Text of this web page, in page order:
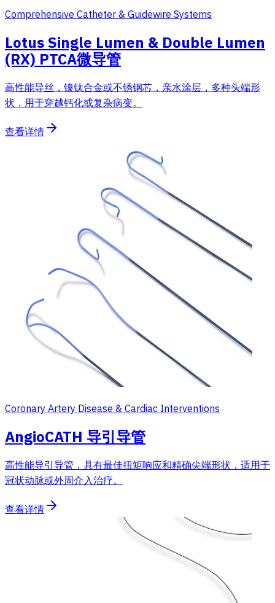
Comprehensive Catheter & Guidewire Systems
Lotus Single Lumen & Double Lumen
(RX) PTCA微导管
高性能导丝，镍钛合金或不锈钢芯，亲水涂层，多种头端形
状，用于穿越钙化或复杂病变。
查看详情
Coronary Artery Disease & Cardiac Interventions
AngioCATH 导引导管
高性能导引导管，具有最佳扭矩响应和精确尖端形状，适用于
冠状动脉或外周介入治疗。
查看详情